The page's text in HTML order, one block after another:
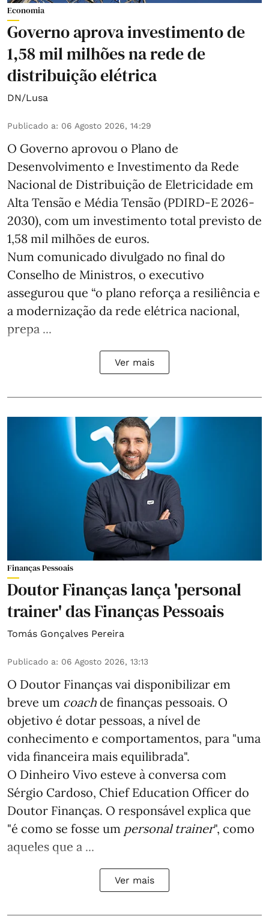
Economia
Governo aprova investimento de
1,58 mil milhões na rede de
distribuição elétrica
DN/Lusa
Publicado a: 06 Agosto 2026, 14:29
O Governo aprovou o Plano de
Desenvolvimento e Investimento da Rede
Nacional de Distribuição de Eletricidade em
Alta Tensão e Média Tensão (PDIRD-E 2026-
2030), com um investimento total previsto de
1,58 mil milhões de euros.
Num comunicado divulgado no final do
Conselho de Ministros, o executivo
assegurou que “o plano reforça a resiliência e
a modernização da rede elétrica nacional,
prepa ...
Ver mais
Finanças Pessoais
Doutor Finanças lança 'personal
trainer' das Finanças Pessoais
Tomás Gonçalves Pereira
Publicado a: 06 Agosto 2026, 13:13
O Doutor Finanças vai disponibilizar em
breve um coach de finanças pessoais. O
objetivo é dotar pessoas, a nível de
conhecimento e comportamentos, para "uma
vida financeira mais equilibrada".
O Dinheiro Vivo esteve à conversa com
Sérgio Cardoso, Chief Education Officer do
Doutor Finanças. O responsável explica que
"é como se fosse um personal trainer", como
aqueles que a ...
Ver mais